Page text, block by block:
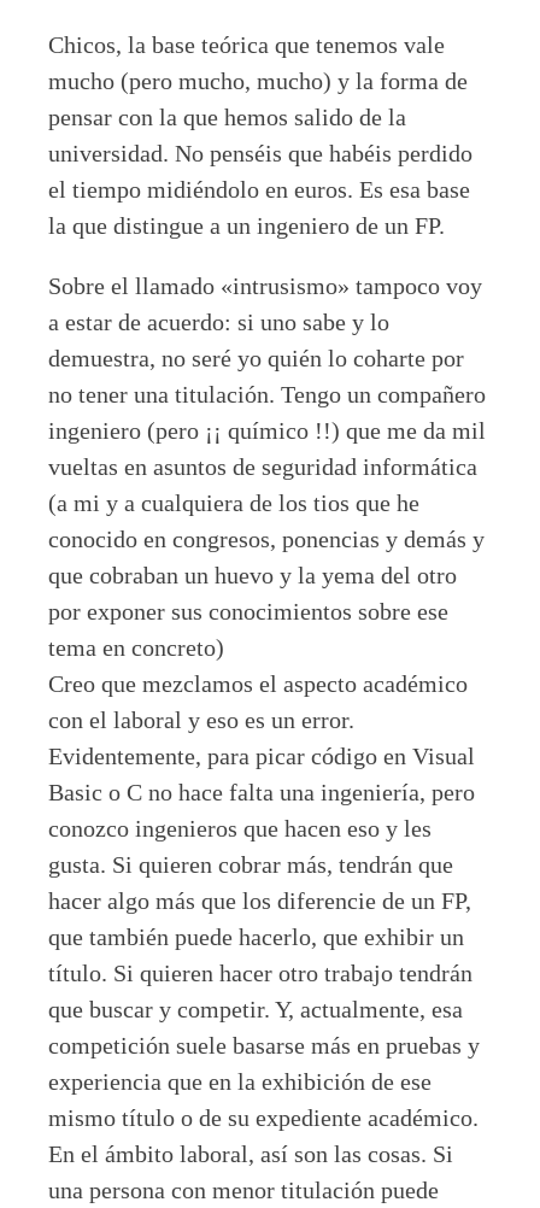
Chicos, la base teórica que tenemos vale
mucho (pero mucho, mucho) y la forma de
pensar con la que hemos salido de la
universidad. No penséis que habéis perdido
el tiempo midiéndolo en euros. Es esa base
la que distingue a un ingeniero de un FP.
Sobre el llamado «intrusismo» tampoco voy
a estar de acuerdo: si uno sabe y lo
demuestra, no seré yo quién lo coharte por
no tener una titulación. Tengo un compañero
ingeniero (pero ¡¡ químico !!) que me da mil
vueltas en asuntos de seguridad informática
(a mi y a cualquiera de los tios que he
conocido en congresos, ponencias y demás y
que cobraban un huevo y la yema del otro
por exponer sus conocimientos sobre ese
tema en concreto)
Creo que mezclamos el aspecto académico
con el laboral y eso es un error.
Evidentemente, para picar código en Visual
Basic o C no hace falta una ingeniería, pero
conozco ingenieros que hacen eso y les
gusta. Si quieren cobrar más, tendrán que
hacer algo más que los diferencie de un FP,
que también puede hacerlo, que exhibir un
título. Si quieren hacer otro trabajo tendrán
que buscar y competir. Y, actualmente, esa
competición suele basarse más en pruebas y
experiencia que en la exhibición de ese
mismo título o de su expediente académico.
En el ámbito laboral, así son las cosas. Si
una persona con menor titulación puede